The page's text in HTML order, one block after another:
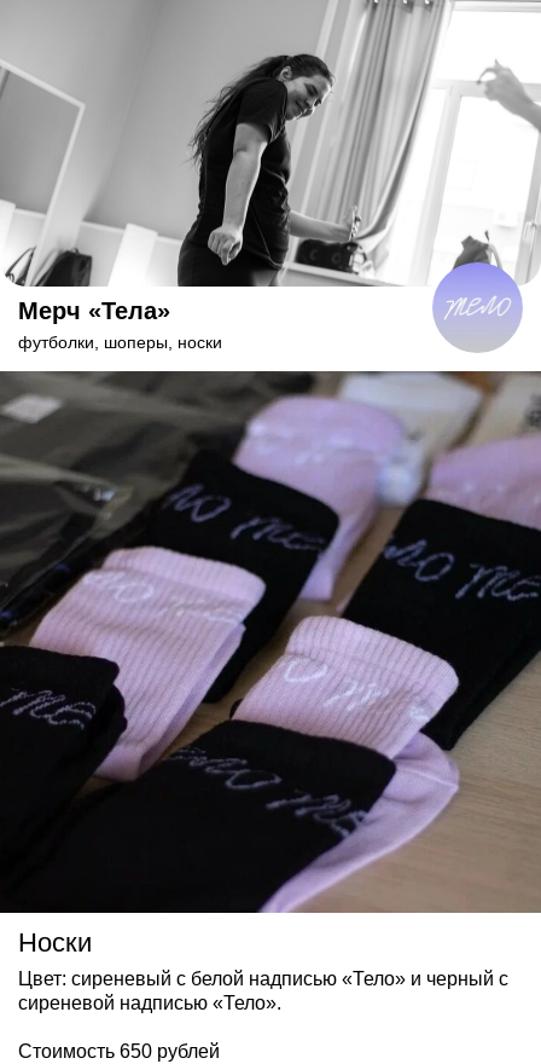
Мерч «Тела»
футболки, шоперы, носки
Носки
Цвет: сиреневый с белой надписью «Тело» и черный с
сиреневой надписью «Тело».
Стоимость 650 рублей